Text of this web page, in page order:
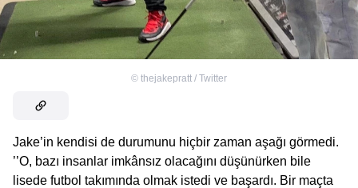
© thejakepratt / Twitter
Jake’in kendisi de durumunu hiçbir zaman aşağı görmedi.
’’O, bazı insanlar imkânsız olacağını düşünürken bile
lisede futbol takımında olmak istedi ve başardı. Bir maçta